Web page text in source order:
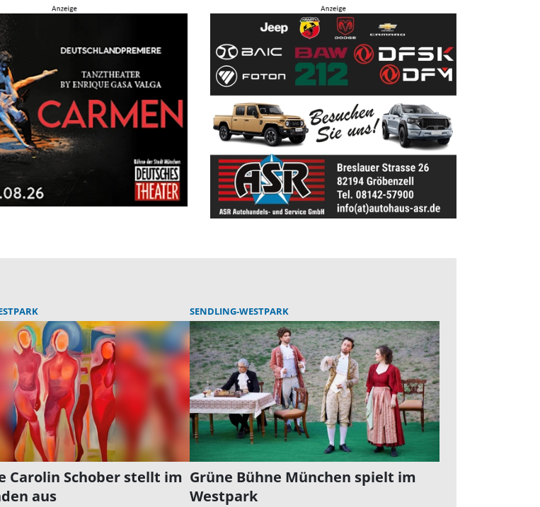
Carolin Schober stellt im
aus
SENDLING-WESTPARK
Grüne Bühne München spielt im
Westpark